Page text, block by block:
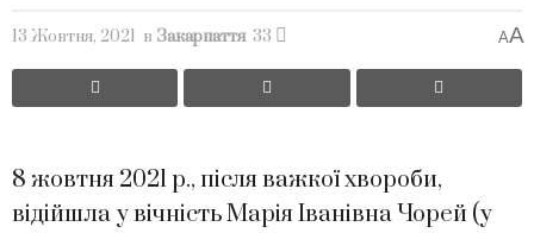
13 Жовтня, 2021 в Закарпаття 33 AA
8 жовтня 2021 р., після важкої хвороби,
відійшла у вічність Марія Іванівна Чорей (у